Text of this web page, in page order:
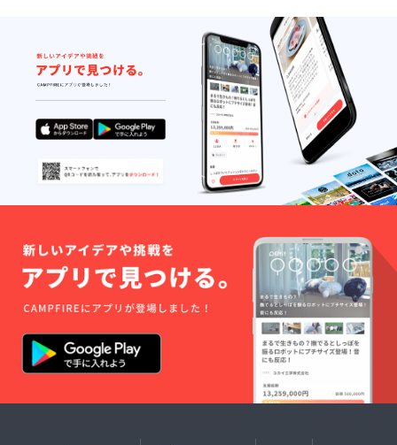
10月）
て行き
ます。
（今
後、
YouTub
eや
TikTok
の進出
予定）
・公式
LINEで
の写真
付き近
況報告
日本各
地どこ
かの県
のお土
産の郵
送 ー注
意ー
メール
より公
式LINE
の登録
をして